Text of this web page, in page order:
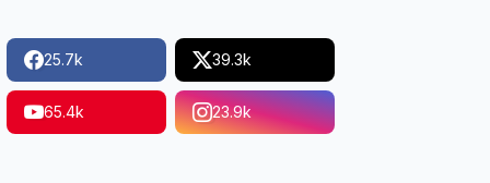
25.7k 39.3k
65.4k 23.9k